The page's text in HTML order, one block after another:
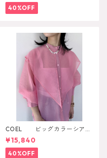
40%OFF
COEL ビッグカラーシアー
シャツ
¥15,840
40%OFF